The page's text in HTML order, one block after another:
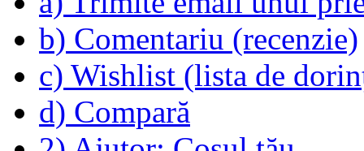
b) Comentariu (recenzie)
c) Wishlist (lista de
d) Compară